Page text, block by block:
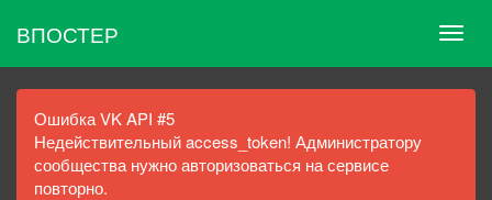
ВПОСТЕР
Ошибка VK API #5
Недействительный access_token! Администратору
сообщества нужно авторизоваться на сервисе
повторно.